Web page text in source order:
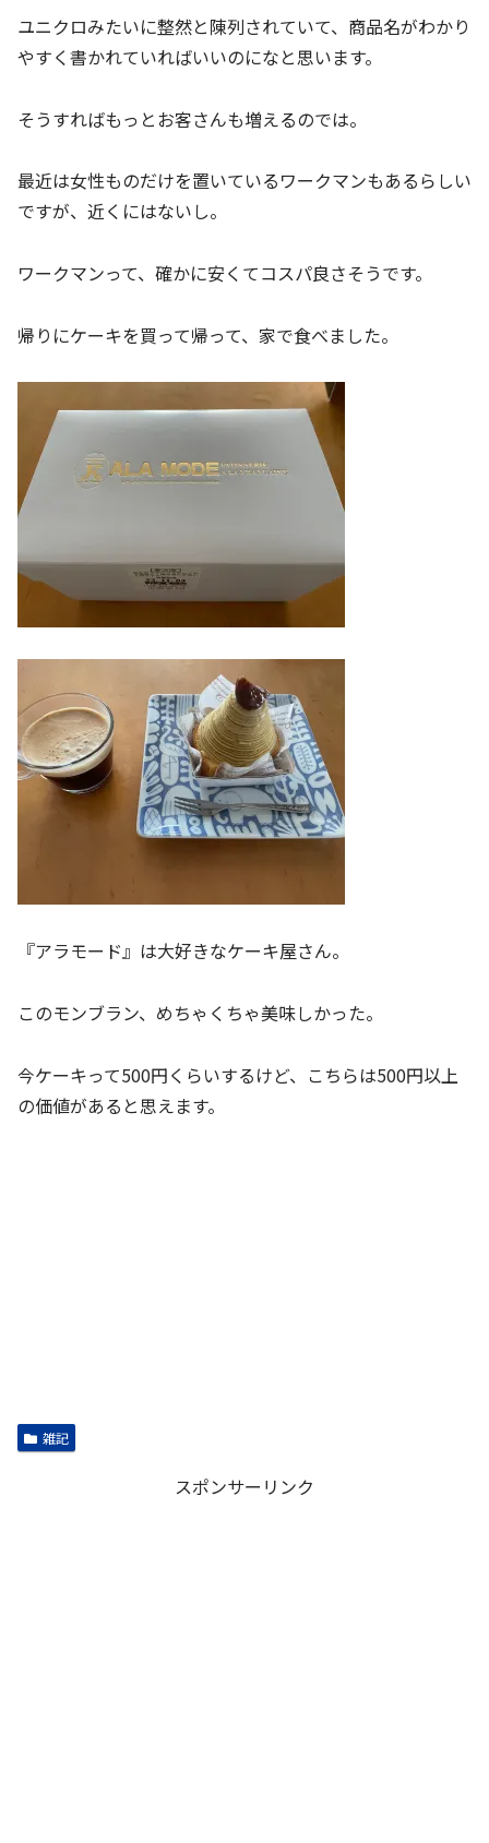
ユニクロみたいに整然と陳列されていて、商品名がわかり
やすく書かれていればいいのになと思います。
そうすればもっとお客さんも増えるのでは。
最近は女性ものだけを置いているワークマンもあるらしい
ですが、近くにはないし。
ワークマンって、確かに安くてコスパ良さそうです。
帰りにケーキを買って帰って、家で食べました。
『アラモード』は大好きなケーキ屋さん。
このモンブラン、めちゃくちゃ美味しかった。
今ケーキって500円くらいするけど、こちらは500円以上
の価値があると思えます。
雑記
スポンサーリンク